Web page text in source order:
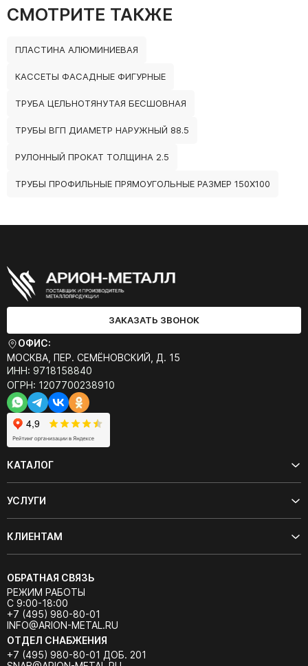
СМОТРИТЕ ТАКЖЕ
ПЛАСТИНА АЛЮМИНИЕВАЯ
КАССЕТЫ ФАСАДНЫЕ ФИГУРНЫЕ
ТРУБА ЦЕЛЬНОТЯНУТАЯ БЕСШОВНАЯ
ТРУБЫ ВГП ДИАМЕТР НАРУЖНЫЙ 88.5
РУЛОННЫЙ ПРОКАТ ТОЛЩИНА 2.5
ТРУБЫ ПРОФИЛЬНЫЕ ПРЯМОУГОЛЬНЫЕ РАЗМЕР 150Х100
ЗАКАЗАТЬ ЗВОНОК
ОФИС:
МОСКВА, ПЕР. СЕМЁНОВСКИЙ, Д. 15
ИНН: 9718158840
ОГРН: 1207700238910
КАТАЛОГ
УСЛУГИ
КЛИЕНТАМ
ОБРАТНАЯ СВЯЗЬ
РЕЖИМ РАБОТЫ
С 9:00-18:00
+7 (495) 980-80-01
INFO@ARION-METAL.RU
ОТДЕЛ СНАБЖЕНИЯ
+7 (495) 980-80-01 ДОБ. 201